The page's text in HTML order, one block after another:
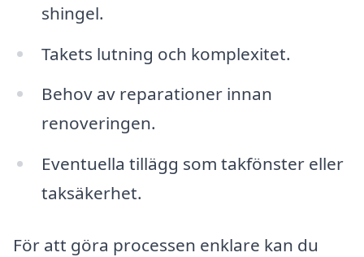
shingel.
Takets lutning och komplexitet.
Behov av reparationer innan
renoveringen.
Eventuella tillägg som takfönster eller
taksäkerhet.
För att göra processen enklare kan du